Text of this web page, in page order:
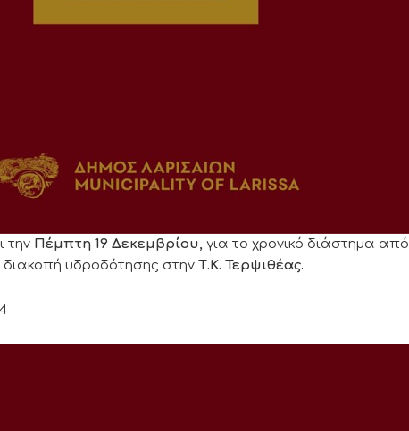
την Πέμπτη 19 Δεκεμβρίου, για το χρονικό διάστημα από
υδροδότησης στην Τ.Κ. Τερψιθέας.